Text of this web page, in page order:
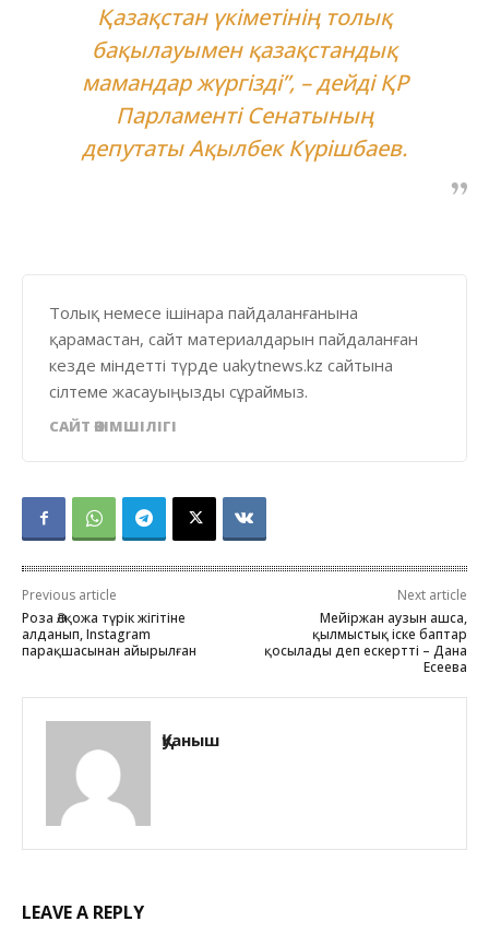
Қазақстан үкіметінің толық
бақылауымен қазақстандық
мамандар жүргізді”, – дейді ҚР
Парламенті Сенатының
депутаты Ақылбек Күрішбаев.
Толық немесе ішінара пайдаланғанына
қарамастан, сайт материалдарын пайдаланған
кезде міндетті түрде uakytnews.kz сайтына
сілтеме жасауыңызды сұраймыз.
САЙТ ӘКІМШІЛІГІ
Previous article
Роза Әлқожа түрік жігітіне
алданып, Instagram
парақшасынан айырылған
Next article
Мейіржан аузын ашса,
қылмыстық іске баптар
қосылады деп ескертті – Дана
Есеева
Қуаныш
LEAVE A REPLY